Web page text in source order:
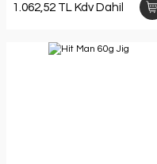
1.062,52 TL Kdv Dahil